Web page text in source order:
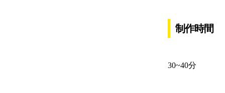
制作時間
30~40分